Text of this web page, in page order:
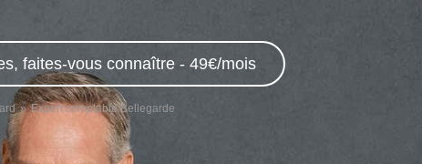
faites-vous connaître - 49€/mois
Expert comptable Bellegarde